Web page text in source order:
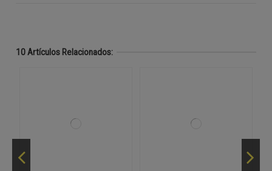
10 Artículos Relacionados: